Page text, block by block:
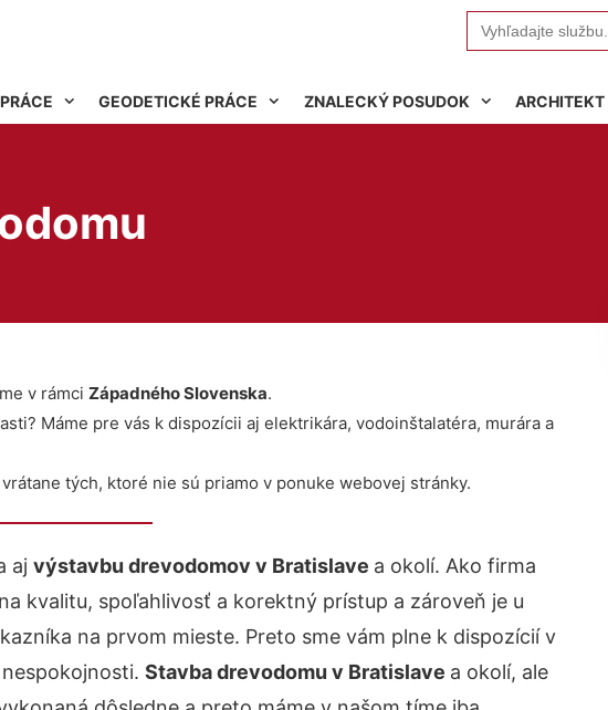
Search
for:
GEODETICKÉ PRÁCE ZNALECKÝ POSUDOK ARCHITEKT
v rámci Západného Slovenska.
Máme pre vás k dispozícii aj elektrikára, vodoinštalatéra, murára a
tých, ktoré nie sú priamo v ponuke webovej stránky.
aj výstavbu drevodomov v Bratislave a okolí. Ako firma
kvalitu, spoľahlivosť a korektný prístup a zároveň je u
na prvom mieste. Preto sme vám plne k dispozícií v
Stavba drevodomu v Bratislave a okolí, ale